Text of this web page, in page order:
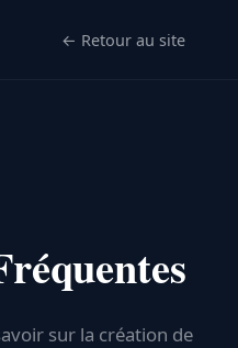
← Retour au site
sur la création de